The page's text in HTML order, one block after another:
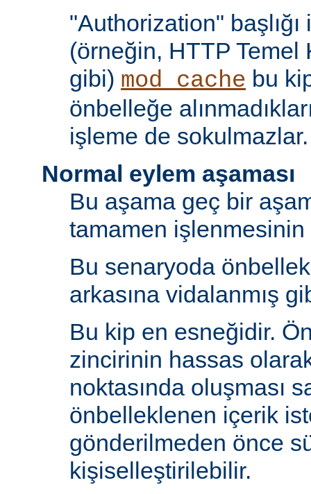
"Authorization"
(örneğin, HTTP Temel
gibi) mod_cache bu
önbelleğe
işleme de sokulmazlar.
Normal eylem aşaması
Bu aşama geç bir
tamamen işlenmesinin
Bu senaryoda
arkasına vidalanmış
Bu kip en esneğidir.
zincirinin hassas
noktasında oluşması
önbelleklenen içerik
gönderilmeden önce
kişiselleştirilebilir.